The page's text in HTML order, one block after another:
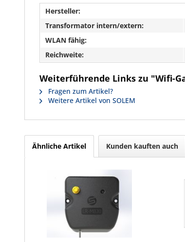
Hersteller:
Transformator intern/extern:
WLAN fähig:
Reichweite:
Weiterführende Links zu "Wifi-
Fragen zum Artikel?
Weitere Artikel von SOLEM
Ähnliche Artikel Kunden kauften auch